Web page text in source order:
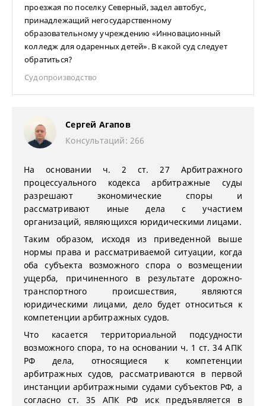
проезжая по поселку Северный, задел автобус,
принадлежащий негосударственному
образовательному учреждению «Инновационный
колледж для одаренных детей». В какой суд следует
обратиться?
Судопроизводство
Сергей Агапов
Консультаций: 266
На основании ч. 2 ст. 27 Арбитражного
процессуального кодекса арбитражные суды
разрешают экономические споры и
рассматривают иные дела с участием
организаций, являющихся юридическими лицами.
Таким образом, исходя из приведенной выше
нормы права и рассматриваемой ситуации, когда
оба субъекта возможного спора о возмещении
ущерба, причиненного в результате дорожно-
транспортного происшествия, являются
юридическими лицами, дело будет относиться к
компетенции арбитражных судов.
Что касается территориальной подсудности
возможного спора, то на основании ч. 1 ст. 34 АПК
РФ дела, относящиеся к компетенции
арбитражных судов, рассматриваются в первой
инстанции арбитражными судами субъектов РФ, а
согласно ст. 35 АПК РФ иск предъявляется в